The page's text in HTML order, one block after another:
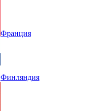
Франция
Финляндия